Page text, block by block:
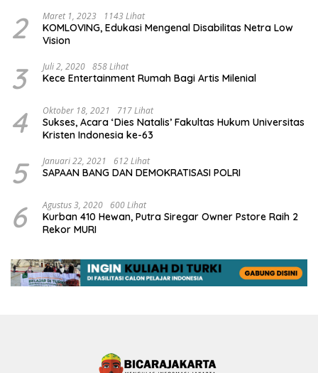
2 Maret 1, 2023 1143 Lihat
KOMLOVING, Edukasi Mengenal Disabilitas Netra Low
Vision
3 Juli 2, 2020 858 Lihat
Kece Entertainment Rumah Bagi Artis Milenial
4 Oktober 18, 2021 717 Lihat
Sukses, Acara ‘Dies Natalis’ Fakultas Hukum Universitas
Kristen Indonesia ke-63
5 Januari 22, 2021 612 Lihat
SAPAAN BANG DAN DEMOKRATISASI POLRI
6 Agustus 3, 2020 600 Lihat
Kurban 410 Hewan, Putra Siregar Owner Pstore Raih 2
Rekor MURI